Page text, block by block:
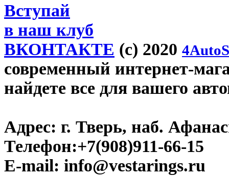
Вступай
в наш клуб
ВКОНТАКТЕ (c) 2020
современный интернет-
найдете все для вашего
Адрес: г. Тверь, наб.
Телефон:+7(908)911-66-15
E-mail: info@vestarings.ru